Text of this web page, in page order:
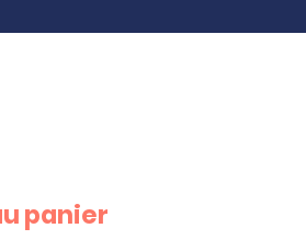
panier